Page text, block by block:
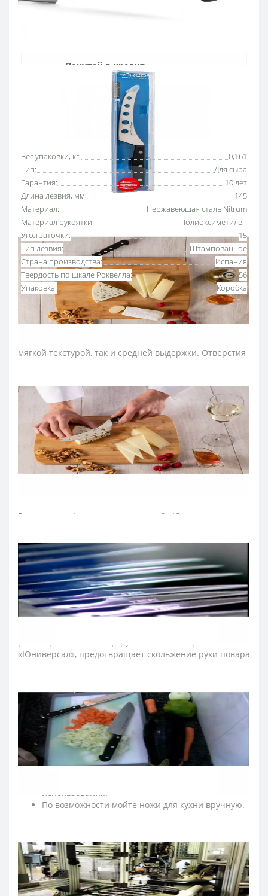
Основные характеристики
Вес упаковки, кг:
0,161
Тип:
Для сыра
Гарантия:
10 лет
Длина лезвия, мм:
145
Материал:
Нержавеющая сталь Nitrum
Материал рукоятки :
Полиоксиметилен
Угол заточки:
15
Тип лезвия:
Штампованное
Страна производства:
Испания
Твердость по шкале Роквелла:
56
Упаковка:
Коробка
Покупай в кредит
Оплата частями или мгновенная рассрочка
от ПриватБанка
Нож для сыра 145 мм серии «Юниверсал» Аркосс
мягкой текстурой, так и средней выдержки. Отверстия
на лезвии предотвращают прилипание кусочков сыра
для профессионального и бытового назначения.
Лезвие ножа для сыра изготовили из эксклюзивной
нержавеющей стали NITRUM, которая имеет
сверхвысокую режущую способность, повышенную
твердость и коррозиестойкость. В результате лезвие
ножа аркос долго не тупится, не ржавеет, поэтому
Рукоятка профессиональных ножей «Юниверсал»
эргономичной форме с утолщением посредине.
Комфортный захват рукоятки не перегружает кисть
руки в течение длительной работы. Рукоятку
изготовили из полиоксиметиленовых накладок,
которые не создают щелей и предотвращают
проникновение микроскопических элементов пищи.
Закрепляют конструкцию рукоятки ножа для нарезки
«Юниверсал», предотвращает скольжение руки повара
антибактериальную обработку, которая сдерживает
распространение бактерий, грибков и плесени.
≡ ЧАСТО ЗАДАВАЕМЫЕ ВОПРОСЫ О
ПРОФЕССИОНАЛЬНЫХ НОЖАХ ARCOS
UNIVERSAL?
➤ Как ухаживать за кухонными ножами Аркос?
По возможности мойте ножи для кухни вручную.
Рекомендуем резать на деревянной или
пластиковой доске.
Для ухода за лезвием ножа регулярно правьте
кухонные ножи с помощью мусата Arcos.
Храните кухонные ножи в сухом, недоступном для